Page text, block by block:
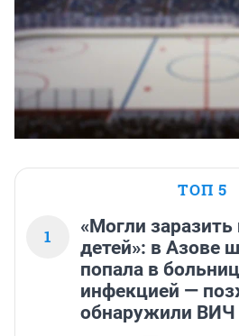
ТОП 5
1
«Могли заразить
детей»: в Азове
попала в
инфекцией —
обнаружили ВИЧ